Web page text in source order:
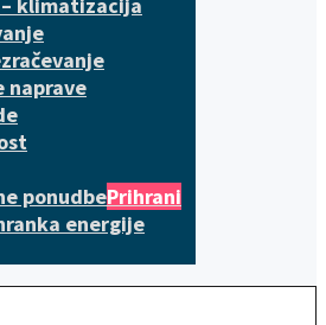
naprave
ponudbePrihrani
energije